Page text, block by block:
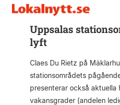
Uppsalas
lyft
Claes Du Rietz på
stationsområdets
presenterar också aktuella
vakansgrader (andelen